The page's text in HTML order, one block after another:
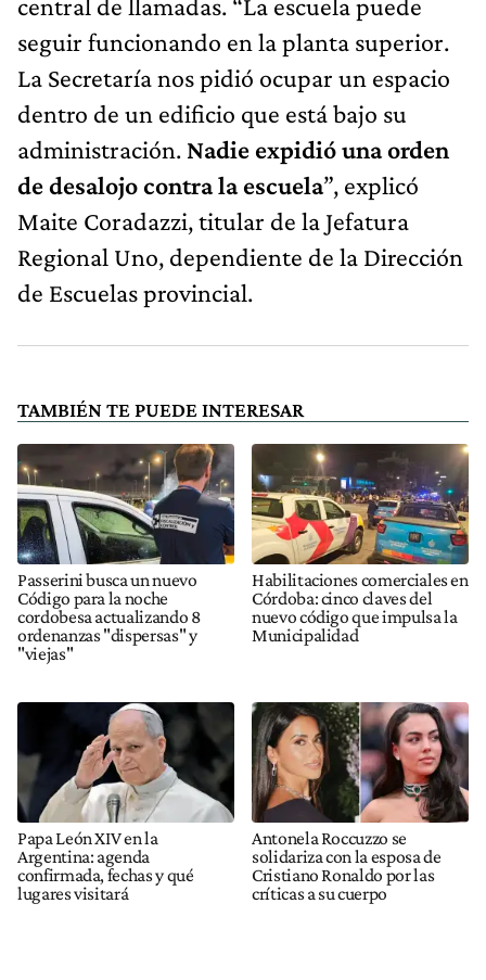
seguir funcionando en la planta superior.
La Secretaría nos pidió ocupar un espacio
dentro de un edificio que está bajo su
administración. Nadie expidió una orden
de desalojo contra la escuela”, explicó
Maite Coradazzi, titular de la Jefatura
Regional Uno, dependiente de la Dirección
de Escuelas provincial.
TAMBIÉN TE PUEDE INTERESAR
Passerini busca un nuevo
Código para la noche
cordobesa actualizando 8
ordenanzas "dispersas" y
"viejas"
Habilitaciones comerciales en
Córdoba: cinco claves del
nuevo código que impulsa la
Municipalidad
Papa León XIV en la
Argentina: agenda
confirmada, fechas y qué
lugares visitará
Antonela Roccuzzo se
solidariza con la esposa de
Cristiano Ronaldo por las
críticas a su cuerpo